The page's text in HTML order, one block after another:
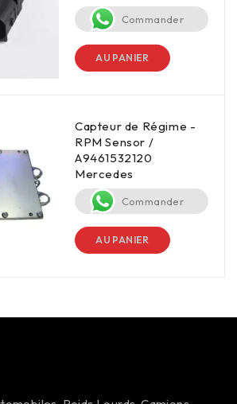
Commander
AU PANIER
Capteur de Régime -
RPM Sensor /
A9461532120
Mercedes
Commander
AU PANIER